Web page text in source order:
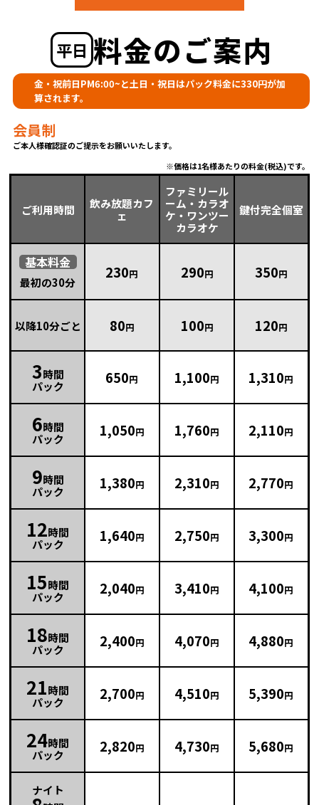
平日 料金のご案内
金・祝前日PM6:00~と土日・祝日はパック料金に330円が加
算されます。
会員制
ご本人様確認証のご提示をお願いいたします。
価格は1名様あたりの料金(税込)です。
ご利用時間
飲み放題カフ
ェ
ファミリール
ーム・カラオ
ケ・ワンツー
カラオケ
鍵付完全個室
基本料金
最初の30分
230円 290円 350円
以降10分ごと 80円 100円 120円
3時間
パック
650円 1,100円 1,310円
6時間
パック
1,050円 1,760円 2,110円
9時間
パック
1,380円 2,310円 2,770円
12時間
パック
1,640円 2,750円 3,300円
15時間
パック
2,040円 3,410円 4,100円
18時間
パック
2,400円 4,070円 4,880円
21時間
パック
2,700円 4,510円 5,390円
24時間
パック
2,820円 4,730円 5,680円
ナイト